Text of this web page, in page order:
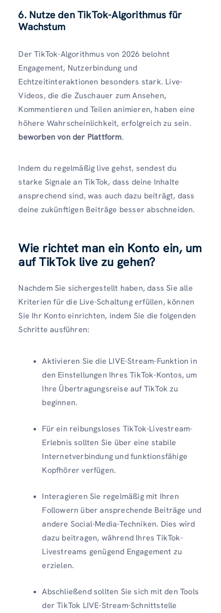
6. Nutze den TikTok-Algorithmus für
Wachstum
Der TikTok-Algorithmus von 2026 belohnt
Engagement, Nutzerbindung und
Echtzeitinteraktionen besonders stark. Live-
Videos, die die Zuschauer zum Ansehen,
Kommentieren und Teilen animieren, haben eine
höhere Wahrscheinlichkeit, erfolgreich zu sein.
beworben von der Plattform.
Indem du regelmäßig live gehst, sendest du
starke Signale an TikTok, dass deine Inhalte
ansprechend sind, was auch dazu beiträgt, dass
deine zukünftigen Beiträge besser abschneiden.
Wie richtet man ein Konto ein, um
auf TikTok live zu gehen?
Nachdem Sie sichergestellt haben, dass Sie alle
Kriterien für die Live-Schaltung erfüllen, können
Sie Ihr Konto einrichten, indem Sie die folgenden
Schritte ausführen:
Aktivieren Sie die LIVE-Stream-Funktion in
den Einstellungen Ihres TikTok-Kontos, um
Ihre Übertragungsreise auf TikTok zu
beginnen.
Für ein reibungsloses TikTok-Livestream-
Erlebnis sollten Sie über eine stabile
Internetverbindung und funktionsfähige
Kopfhörer verfügen.
Interagieren Sie regelmäßig mit Ihren
Followern über ansprechende Beiträge und
andere Social-Media-Techniken. Dies wird
dazu beitragen, während Ihres TikTok-
Livestreams genügend Engagement zu
erzielen.
Abschließend sollten Sie sich mit den Tools
der TikTok LIVE-Stream-Schnittstelle